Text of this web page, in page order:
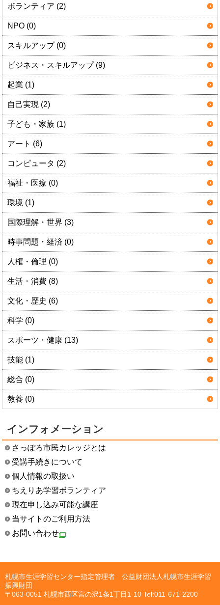
ボランティア (2)
NPO (0)
スキルアップ (0)
ビジネス・スキルアップ (9)
起業 (1)
自己実現 (2)
子ども・家族 (1)
アート (6)
コンピュータ (2)
福祉・医療 (0)
環境 (1)
国際理解・世界 (3)
時事問題・経済 (0)
人権・倫理 (0)
生活・消費 (8)
文化・歴史 (6)
科学 (0)
スポーツ・健康 (13)
技能 (1)
総合 (0)
教養 (0)
インフォメーション
さっぽろ市民カレッジとは
受講手続きについて
個人情報の取扱い
ちえりあ学習ボランティア
現在申し込み可能な講座
当サイトのご利用方法
お問い合わせ
札幌市生涯学習センター指定管理者 公益財団法人札幌市生涯学習
振興財団
〒063-0051 札幌市西区宮の沢1条1丁目1-10 Tel:011-671-2200